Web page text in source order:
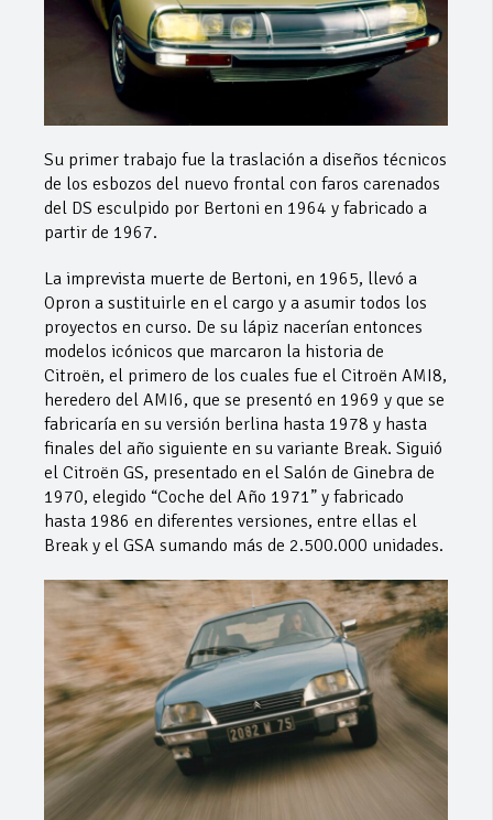
Su primer trabajo fue la traslación a diseños técnicos
de los esbozos del nuevo frontal con faros carenados
del DS esculpido por Bertoni en 1964 y fabricado a
partir de 1967.
La imprevista muerte de Bertoni, en 1965, llevó a
Opron a sustituirle en el cargo y a asumir todos los
proyectos en curso. De su lápiz nacerían entonces
modelos icónicos que marcaron la historia de
Citroën, el primero de los cuales fue el Citroën AMI8,
heredero del AMI6, que se presentó en 1969 y que se
fabricaría en su versión berlina hasta 1978 y hasta
finales del año siguiente en su variante Break. Siguió
el Citroën GS, presentado en el Salón de Ginebra de
1970, elegido “Coche del Año 1971” y fabricado
hasta 1986 en diferentes versiones, entre ellas el
Break y el GSA sumando más de 2.500.000 unidades.